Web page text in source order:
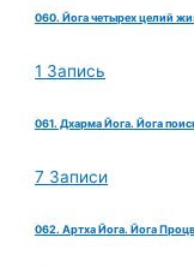
060. Йога четырех целий
1 Запись
061. Дхарма Йога. Йога
7 Записи
062. Артха Йога. Йога